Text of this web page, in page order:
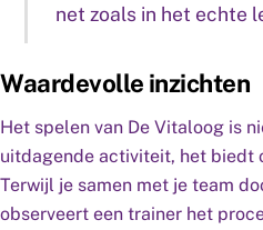
net zoals in het echte
Waardevolle inzichten
Het spelen van De Vitaloog is
uitdagende activiteit, het biedt
Terwijl je samen met je team
observeert een trainer het